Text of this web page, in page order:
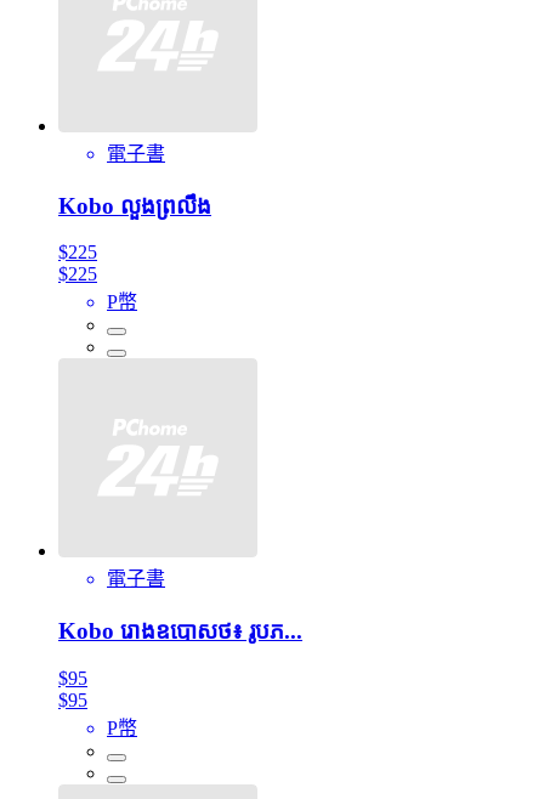
電子書
Kobo លួងព្រលឹង
$225
$225
P幣
電子書
Kobo រោងឧបោសថ៖ រូបភ...
$95
$95
P幣